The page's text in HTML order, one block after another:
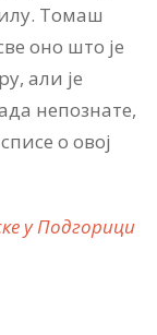
Томаш
оно што је
али је
непознате,
о овој
у Подгорици